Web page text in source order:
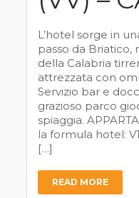
L’hotel sorge in
passo da
della Calabria
attrezzata con
Servizio bar e
grazioso parco
spiaggia.
la formula hotel:
[…]
READ MORE